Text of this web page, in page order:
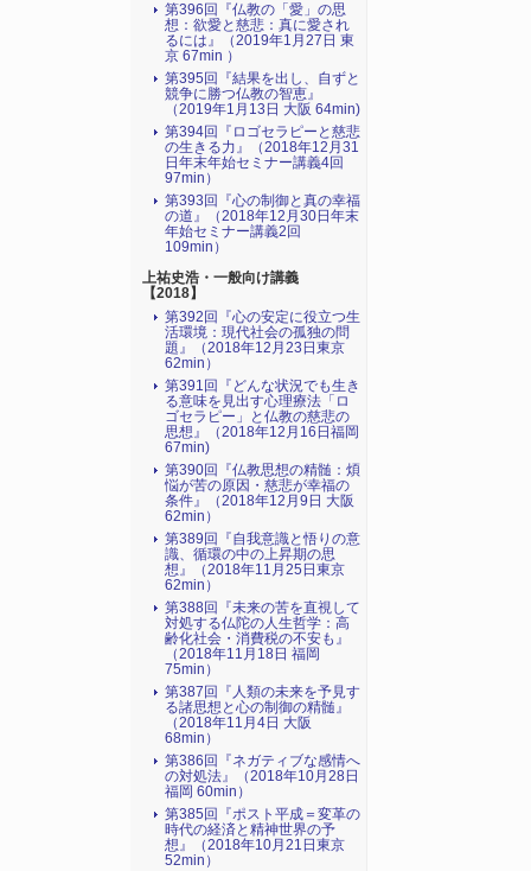
第396回『仏教の「愛」の思
想：欲愛と慈悲：真に愛され
るには』（2019年1月27日 東
京 67min ）
第395回『結果を出し、自ずと
競争に勝つ仏教の智恵』
（2019年1月13日 大阪 64min)
第394回『ロゴセラピーと慈悲
の生きる力』（2018年12月31
日年末年始セミナー講義4回
97min）
第393回『心の制御と真の幸福
の道』（2018年12月30日年末
年始セミナー講義2回
109min）
上祐史浩・一般向け講義
【2018】
第392回『心の安定に役立つ生
活環境：現代社会の孤独の問
題』（2018年12月23日東京
62min）
第391回『どんな状況でも生き
る意味を見出す心理療法「ロ
ゴセラピー」と仏教の慈悲の
思想』（2018年12月16日福岡
67min)
第390回『仏教思想の精髄：煩
悩が苦の原因・慈悲が幸福の
条件』（2018年12月9日 大阪
62min）
第389回『自我意識と悟りの意
識、循環の中の上昇期の思
想』（2018年11月25日東京
62min）
第388回『未来の苦を直視して
対処する仏陀の人生哲学：高
齢化社会・消費税の不安も』
（2018年11月18日 福岡
75min）
第387回『人類の未来を予見す
る諸思想と心の制御の精髄』
（2018年11月4日 大阪
68min）
第386回『ネガティブな感情へ
の対処法』（2018年10月28日
福岡 60min）
第385回『ポスト平成＝変革の
時代の経済と精神世界の予
想』（2018年10月21日東京
52min）